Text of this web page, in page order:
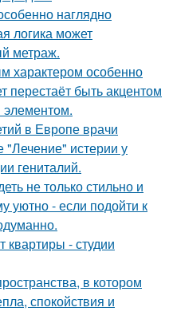
наглядно
логика может
метраж.
характером особенно
перестаёт быть акцентом
элементом.
в Европе врачи
"Лечение" истерии у
гениталий.
не только стильно и
уютно - если подойти к
- студии
в котором
спокойствия и